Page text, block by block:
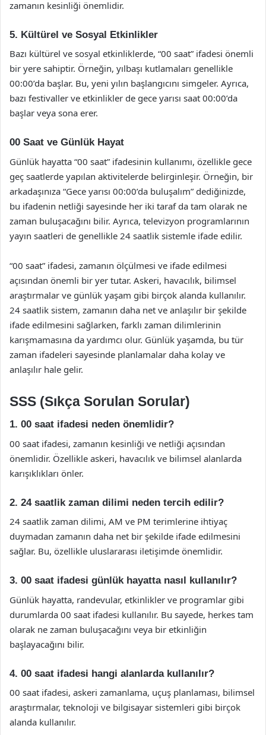
zamanın kesinliği önemlidir.
5. Kültürel ve Sosyal Etkinlikler
Bazı kültürel ve sosyal etkinliklerde, “00 saat” ifadesi önemli
bir yere sahiptir. Örneğin, yılbaşı kutlamaları genellikle
00:00’da başlar. Bu, yeni yılın başlangıcını simgeler. Ayrıca,
bazı festivaller ve etkinlikler de gece yarısı saat 00:00’da
başlar veya sona erer.
00 Saat ve Günlük Hayat
Günlük hayatta “00 saat” ifadesinin kullanımı, özellikle gece
geç saatlerde yapılan aktivitelerde belirginleşir. Örneğin, bir
arkadaşınıza “Gece yarısı 00:00’da buluşalım” dediğinizde,
bu ifadenin netliği sayesinde her iki taraf da tam olarak ne
zaman buluşacağını bilir. Ayrıca, televizyon programlarının
yayın saatleri de genellikle 24 saatlik sistemle ifade edilir.
“00 saat” ifadesi, zamanın ölçülmesi ve ifade edilmesi
açısından önemli bir yer tutar. Askeri, havacılık, bilimsel
araştırmalar ve günlük yaşam gibi birçok alanda kullanılır.
24 saatlik sistem, zamanın daha net ve anlaşılır bir şekilde
ifade edilmesini sağlarken, farklı zaman dilimlerinin
karışmamasına da yardımcı olur. Günlük yaşamda, bu tür
zaman ifadeleri sayesinde planlamalar daha kolay ve
anlaşılır hale gelir.
SSS (Sıkça Sorulan Sorular)
1. 00 saat ifadesi neden önemlidir?
00 saat ifadesi, zamanın kesinliği ve netliği açısından
önemlidir. Özellikle askeri, havacılık ve bilimsel alanlarda
karışıklıkları önler.
2. 24 saatlik zaman dilimi neden tercih edilir?
24 saatlik zaman dilimi, AM ve PM terimlerine ihtiyaç
duymadan zamanın daha net bir şekilde ifade edilmesini
sağlar. Bu, özellikle uluslararası iletişimde önemlidir.
3. 00 saat ifadesi günlük hayatta nasıl kullanılır?
Günlük hayatta, randevular, etkinlikler ve programlar gibi
durumlarda 00 saat ifadesi kullanılır. Bu sayede, herkes tam
olarak ne zaman buluşacağını veya bir etkinliğin
başlayacağını bilir.
4. 00 saat ifadesi hangi alanlarda kullanılır?
00 saat ifadesi, askeri zamanlama, uçuş planlaması, bilimsel
araştırmalar, teknoloji ve bilgisayar sistemleri gibi birçok
alanda kullanılır.